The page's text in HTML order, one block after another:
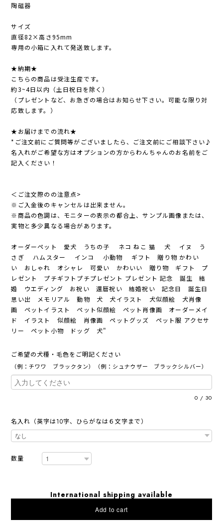
陶磁器
サイズ
直径82×高さ95mm
専用の小箱に入れて発送致します。
★納期★
こちらの商品は受注生産です。
約3~4日以内（土日祝日を除く）
（プレゼントなど、お急ぎの場合はお知らせ下さい。可能な限り対
応致します。）
★お届けまでの流れ★
*ご注文前にご質問等がございましたら、ご注文前にご相談下さい♪
名入れがご希望な方はオプションの方からわんちゃんのお名前をご
記入ください！
＜ご注文際のの注意点>
※ご入金後のキャンセルは出来ません。
※商品の色調は、モニターの表示の都合上、サンプル画像または、
実物と多少異なる場合があります。
オーダーペット 愛犬 うちの子 ネコ ねこ 猫 犬 イヌ う
さぎ ハムスター インコ 小動物 ギフト 贈り物 かわい
い おしゃれ オシャレ 可愛い かわいい 贈り物 ギフト プ
レゼント プチギフトプチプレゼント プレゼント 記念 誕生 結
婚 ウエディング お祝い 還暦祝い 結婚祝い 記念日 誕生日
思い出 メモリアル 動物 犬 犬イラスト 犬似顔絵 犬肖像
画 ペットイラスト ペット似顔絵 ペット肖像画 オーダーメイ
ド イラスト 似顔絵 肖像画 ペットグッズ ペット服 アクセサ
リー ペット小物 ドッグ 犬"
ご希望の犬種・毛色をご明記ください
（例：チワワ ブラックタン）（例：シュナウザー ブラックシルバー）
0 / 30
名入れ（英字は10字、ひらがなは６文字まで）
数量
International shipping available
Add to cart